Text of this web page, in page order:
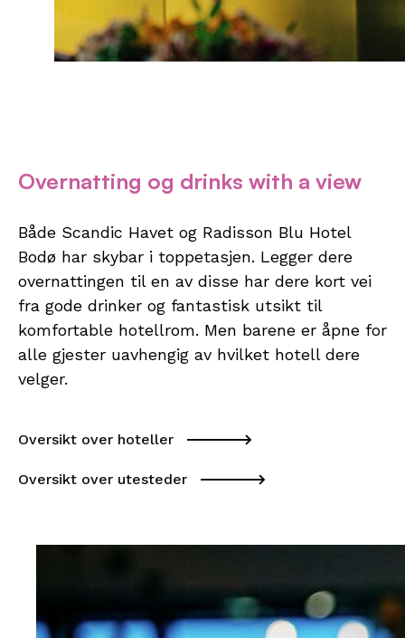
Overnatting og drinks with a view
Både Scandic Havet og Radisson Blu Hotel
Bodø har skybar i toppetasjen. Legger dere
overnattingen til en av disse har dere kort vei
fra gode drinker og fantastisk utsikt til
komfortable hotellrom. Men barene er åpne for
alle gjester uavhengig av hvilket hotell dere
velger.
Oversikt over hoteller
Oversikt over utesteder